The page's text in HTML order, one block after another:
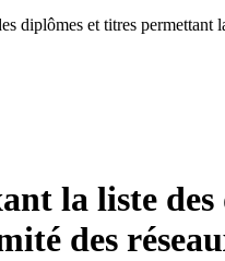
diplômes et titres
la liste
des